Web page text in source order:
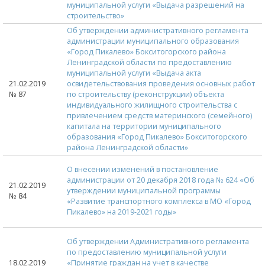
муниципальной услуги «Выдача разрешений на
строительство»
21.02.2019
№ 87
Об утверждении административного регламента
администрации муниципального образования
«Город Пикалево» Бокситогорского района
Ленинградской области по предоставлению
муниципальной услуги «Выдача акта
освидетельствования проведения основных работ
по строительству (реконструкции) объекта
индивидуального жилищного строительства с
привлечением средств материнского (семейного)
капитала на территории муниципального
образования «Город Пикалево» Бокситогорского
района Ленинградской области»
21.02.2019
№ 84
О внесении изменений в постановление
администрации от 20 декабря 2018 года № 624 «Об
утверждении муниципальной программы
«Развитие транспортного комплекса в МО «Город
Пикалево» на 2019-2021 годы»
18.02.2019
Об утверждении Административного регламента
по предоставлению муниципальной услуги
«Принятие граждан на учет в качестве